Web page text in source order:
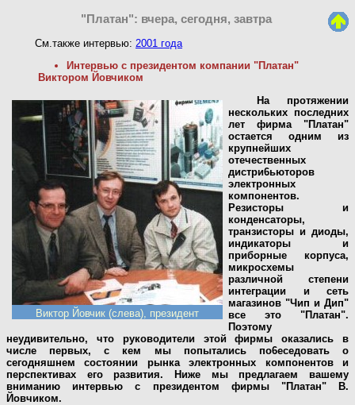
"Платан": вчера, сегодня, завтра
См.также интервью: 2001 года
Интервью с президентом компании "Платан"
Виктором Йовчиком
Виктор Йовчик (слева), президент
На протяжении
нескольких последних
лет фирма "Платан"
остается одним из
крупнейших
отечественных
дистри6ьюторов
электронных
компонентов.
Резисторы и
конденсаторы,
транзисторы и диоды,
индикаторы и
приборные корпуса,
микросхемы
различной степени
интеграции и сеть
магазинов "Чип и Дип"
все это "Платан".
Поэтому
неудивительно, что руководители этой фирмы оказались в
числе первых, с кем мы попытались по6еседовать о
сегодняшнем состоянии рынка электронных компонентов и
перспективах его развития. Ниже мы предлагаем вашему
вниманию интервью с президентом фирмы "Платан" В.
Йовчиком.